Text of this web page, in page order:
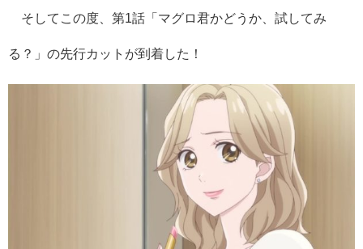
そしてこの度、第1話「マグロ君かどうか、試してみ
る？」の先行カットが到着した！